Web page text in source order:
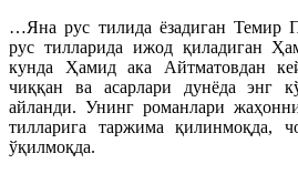
…Яна рус тилида ёзадиган Темир
рус тилларида ижод қиладиган
кунда Ҳамид ака Айтматовдан
чиққан ва асарлари дунёда энг
айланди. Унинг романлари
тилларига таржима қилинмоқда,
ўқилмоқда.